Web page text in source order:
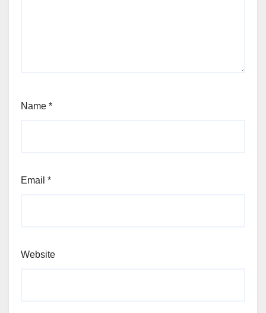
Name *
Email *
Website